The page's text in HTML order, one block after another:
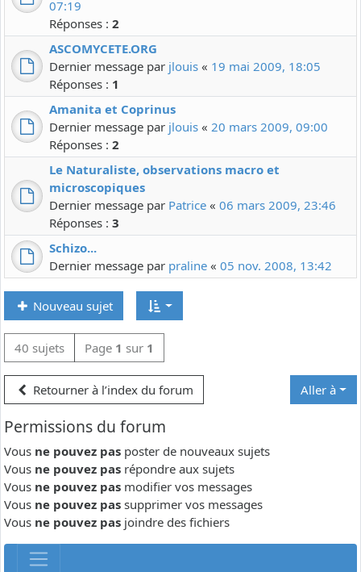
07:19
Réponses : 2
ASCOMYCETE.ORG
Dernier message par jlouis « 19 mai 2009, 18:05
Réponses : 1
Amanita et Coprinus
Dernier message par jlouis « 20 mars 2009, 09:00
Réponses : 2
Le Naturaliste, observations macro et
microscopiques
Dernier message par Patrice « 06 mars 2009, 23:46
Réponses : 3
Schizo...
Dernier message par praline « 05 nov. 2008, 13:42
Nouveau sujet
40 sujets Page 1 sur 1
Retourner à l’index du forum Aller à
Permissions du forum
Vous ne pouvez pas poster de nouveaux sujets
Vous ne pouvez pas répondre aux sujets
Vous ne pouvez pas modifier vos messages
Vous ne pouvez pas supprimer vos messages
Vous ne pouvez pas joindre des fichiers